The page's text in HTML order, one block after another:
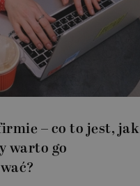
– co to jest, jak
warto go